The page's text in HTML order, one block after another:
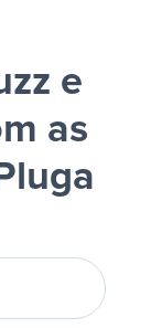
e
as